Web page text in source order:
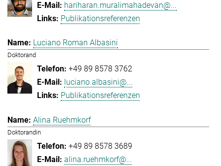
hariharan.muralimahadevan@...
Publikationsreferenzen
Luciano Roman Albasini
Doktorand
+49 89 8578 3762
luciano.albasini@...
Publikationsreferenzen
Alina Ruehmkorf
Doktorandin
+49 89 8578 3689
alina.ruehmkorf@...